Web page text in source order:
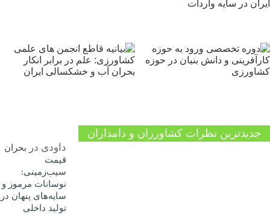
جدیدترین نظرات کشاورزان و دامداران
داودی در
بحران
قیمت
سیب‌زمینی:
نوسانات مرموز و
سایه‌های پنهان در
تولید داخلی